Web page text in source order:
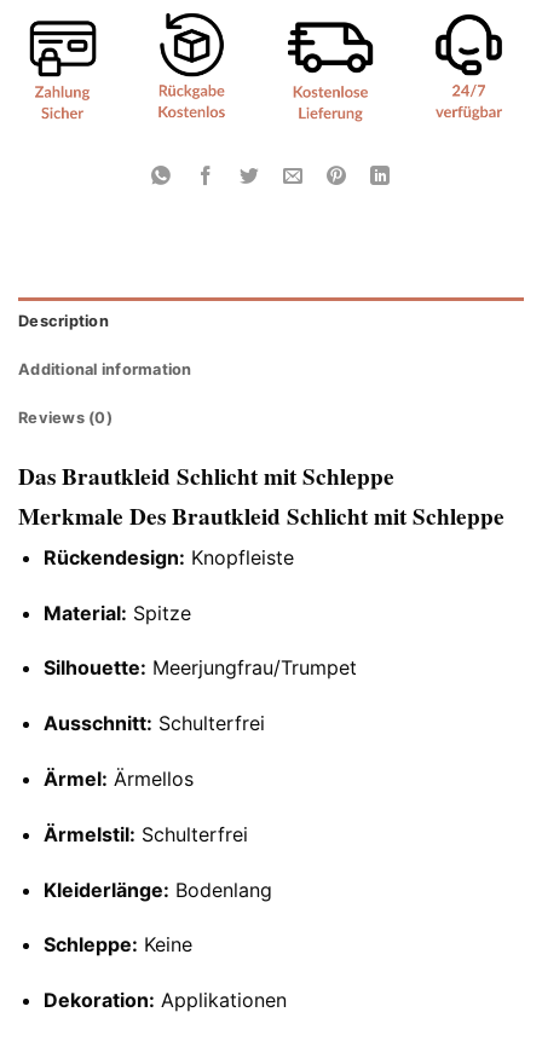
Description
Additional information
Reviews (0)
Das Brautkleid Schlicht mit Schleppe
Merkmale Des Brautkleid Schlicht mit Schleppe
Rückendesign: Knopfleiste
Material: Spitze
Silhouette: Meerjungfrau/Trumpet
Ausschnitt: Schulterfrei
Ärmel: Ärmellos
Ärmelstil: Schulterfrei
Kleiderlänge: Bodenlang
Schleppe: Keine
Dekoration: Applikationen